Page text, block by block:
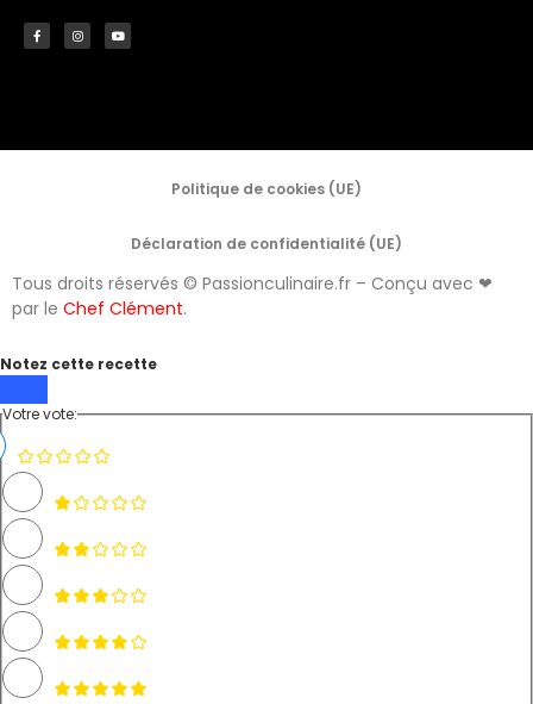
Politique de cookies (UE)
Déclaration de confidentialité (UE)
Tous droits réservés © Passionculinaire.fr – Conçu avec ❤
par le Chef Clément.
Notez cette recette
Votre vote: